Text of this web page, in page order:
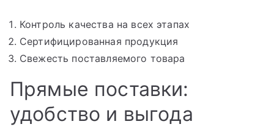
Контроль качества на всех этапах
Сертифицированная продукция
Свежесть поставляемого товара
Прямые поставки:
удобство и выгода